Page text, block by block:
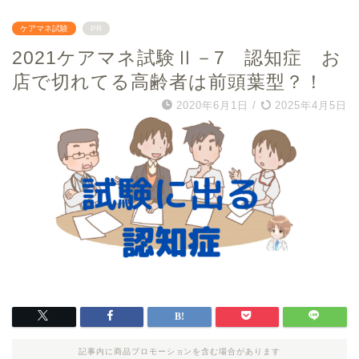
ケアマネ試験 PR
2021ケアマネ試験Ⅱ－7 認知症 お
店で切れてる高齢者は前頭葉型？！
2020年6月1日 / 2025年4月5日
記事内に商品プロモーションを含む場合があります